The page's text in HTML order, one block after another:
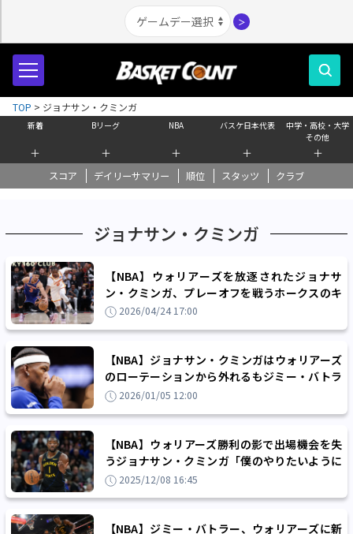
＞
新着
＋
Bリーグ
＋
NBA
＋
バスケ日本代表
＋
中学・高校・大学
その他
＋
スコア デイリーサマリー 順位 スタッツ クラブ
TOP > ジョナサン・クミンガ
ジョナサン・クミンガ
【NBA】ウォリアーズを放逐されたジョナサ
ン・クミンガ、プレーオフを戦うホークスのキ
ーマンに「ただ勝ちたい一心なんだ」
2026/04/24 17:00
【NBA】ジョナサン・クミンガはウォリアーズ
のローテーションから外れるもジミー・バトラ
ーは「僕たちの絆は別物」
2026/01/05 12:00
【NBA】ウォリアーズ勝利の影で出場機会を失
うジョナサン・クミンガ「僕のやりたいように
物事が進まなかっただけ」
2025/12/08 16:45
【NBA】ジミー・バトラー、ウォリアーズに新